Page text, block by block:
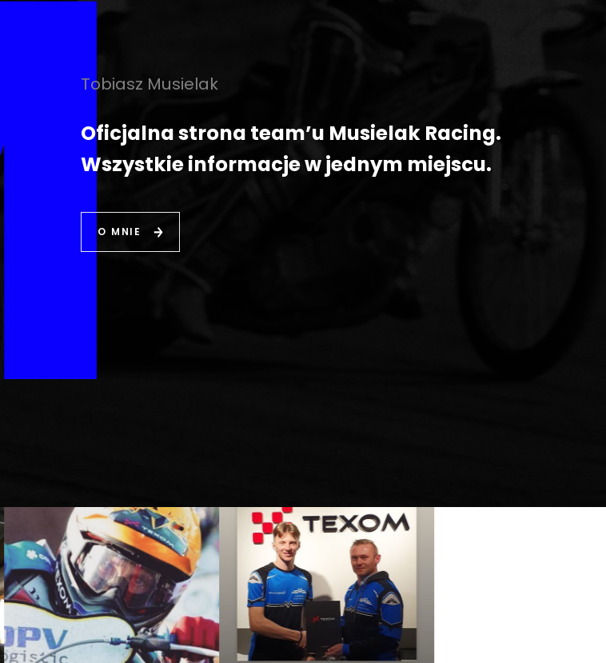
Tobiasz Musielak
Oficjalna strona team’u Musielak Racing.
Wszystkie informacje w jednym miejscu.
O MNIE